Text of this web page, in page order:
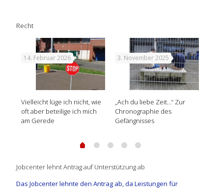
Recht
14. Februar 2026
Vielleicht lüge ich nicht, wie
oft aber beteilige ich mich
am Gerede
3. November 2025
„Ach du liebe Zeit…“ Zur
Chronographie des
Gefängnisses
Jobcenter lehnt Antrag auf Unterstützung ab
Das Jobcenter lehnte den Antrag ab, da Leistungen für